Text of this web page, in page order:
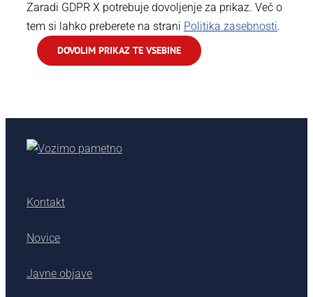
Zaradi GDPR X potrebuje dovoljenje za prikaz. Več o
tem si lahko preberete na strani Politika zasebnosti.
DOVOLIM PRIKAZ TE VSEBINE
Kontakt
Novice
Javne objave